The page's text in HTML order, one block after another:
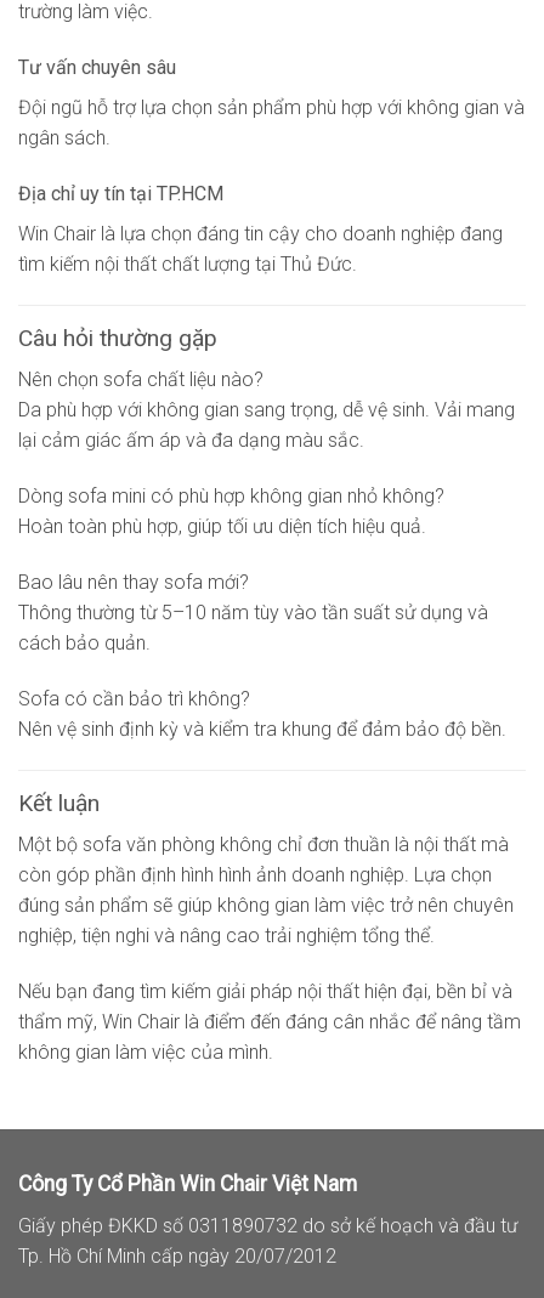
trường làm việc.
Tư vấn chuyên sâu
Đội ngũ hỗ trợ lựa chọn sản phẩm phù hợp với không gian và
ngân sách.
Địa chỉ uy tín tại TP.HCM
Win Chair là lựa chọn đáng tin cậy cho doanh nghiệp đang
tìm kiếm nội thất chất lượng tại Thủ Đức.
Câu hỏi thường gặp
Nên chọn sofa chất liệu nào?
Da phù hợp với không gian sang trọng, dễ vệ sinh. Vải mang
lại cảm giác ấm áp và đa dạng màu sắc.
Dòng sofa mini có phù hợp không gian nhỏ không?
Hoàn toàn phù hợp, giúp tối ưu diện tích hiệu quả.
Bao lâu nên thay sofa mới?
Thông thường từ 5–10 năm tùy vào tần suất sử dụng và
cách bảo quản.
Sofa có cần bảo trì không?
Nên vệ sinh định kỳ và kiểm tra khung để đảm bảo độ bền.
Kết luận
Một bộ sofa văn phòng không chỉ đơn thuần là nội thất mà
còn góp phần định hình hình ảnh doanh nghiệp. Lựa chọn
đúng sản phẩm sẽ giúp không gian làm việc trở nên chuyên
nghiệp, tiện nghi và nâng cao trải nghiệm tổng thể.
Nếu bạn đang tìm kiếm giải pháp nội thất hiện đại, bền bỉ và
thẩm mỹ, Win Chair là điểm đến đáng cân nhắc để nâng tầm
không gian làm việc của mình.
Công Ty Cổ Phần Win Chair Việt Nam
Giấy phép ĐKKD số 0311890732 do sở kế hoạch và đầu tư
Tp. Hồ Chí Minh cấp ngày 20/07/2012